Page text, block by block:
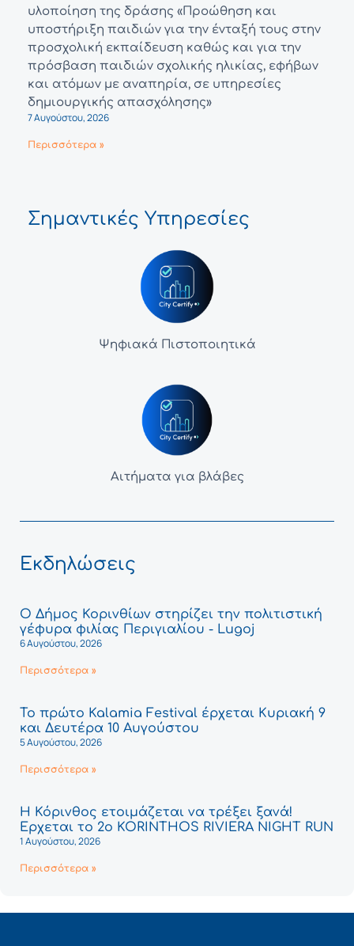
υλοποίηση της δράσης «Προώθηση και
υποστήριξη παιδιών για την ένταξή τους στην
προσχολική εκπαίδευση καθώς και για την
πρόσβαση παιδιών σχολικής ηλικίας, εφήβων
και ατόμων με αναπηρία, σε υπηρεσίες
δημιουργικής απασχόλησης»
7 Αυγούστου, 2026
Περισσότερα »
Σημαντικές Υπηρεσίες
Ψηφιακά Πιστοποιητικά
Αιτήματα για βλάβες
Εκδηλώσεις
Ο Δήμος Κορινθίων στηρίζει την πολιτιστική
γέφυρα φιλίας Περιγιαλίου - Lugoj
6 Αυγούστου, 2026
Περισσότερα »
Το πρώτο Kalamia Festival έρχεται Κυριακή 9
και Δευτέρα 10 Αυγούστου
5 Αυγούστου, 2026
Περισσότερα »
Η Κόρινθος ετοιμάζεται να τρέξει ξανά!
Έρχεται το 2ο KORINTHOS RIVIERA NIGHT RUN
1 Αυγούστου, 2026
Περισσότερα »